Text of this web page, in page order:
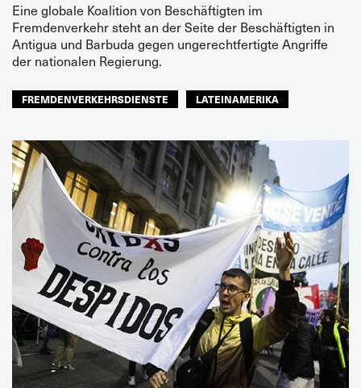
Eine globale Koalition von Beschäftigten im
Fremdenverkehr steht an der Seite der Beschäftigten in
Antigua und Barbuda gegen ungerechtfertigte Angriffe
der nationalen Regierung.
FREMDENVERKEHRSDIENSTE LATEINAMERIKA